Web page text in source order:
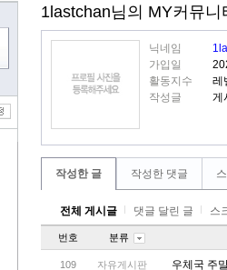
1lastchan님의 MY커뮤니
닉네임
가입일
활동지수
레
작성글
게
작성한 글 작성한 댓글
전체 게시글 댓글 달린 글 스
번호 분류
109 자유게시판 우체국 주